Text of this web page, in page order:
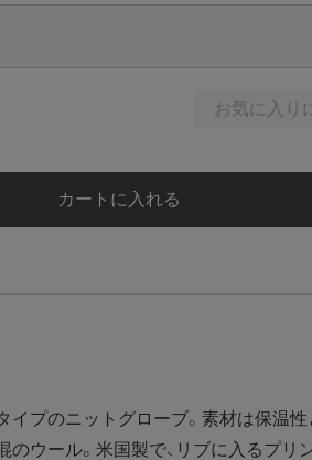
お気に入り
カートに入れる
イプのニットグローブ。素材は保温性
のウール。米国製で、リブに入るプリ